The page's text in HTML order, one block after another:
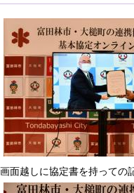
画面越しに協定書を持っての